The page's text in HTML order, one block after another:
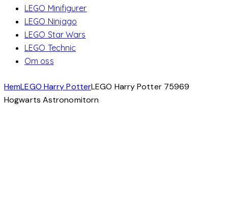
LEGO Minifigurer
LEGO Ninjago
LEGO Star Wars
LEGO Technic
Om oss
HemLEGO Harry PotterLEGO Harry Potter 75969
Hogwarts Astronomitorn